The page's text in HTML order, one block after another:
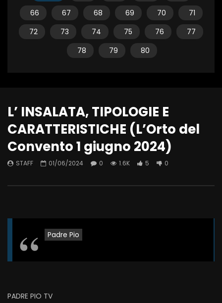
66
67 68 69 70
71
72
73 74 75 76
77
78
79 80
L’ INSALATA, TIPOLOGIE E
CARATTERISTICHE (L’Orto del
Convento 1 giugno 2024)
STAFF 01/06/2024 0 1.6K 5 0
Padre Pio
PADRE PIO TV